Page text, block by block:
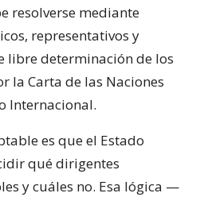
resolverse mediante
representativos y
libre determinación de los
la Carta de las Naciones
Internacional.
es que el Estado
qué dirigentes
y cuáles no. Esa lógica —